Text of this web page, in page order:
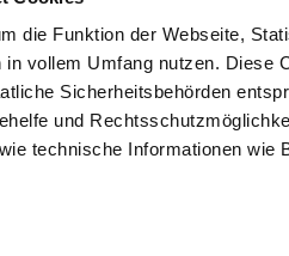
die Funktion der Webseite,
in vollem Umfang nutzen.
Sicherheitsbehörden
und
technische Informationen